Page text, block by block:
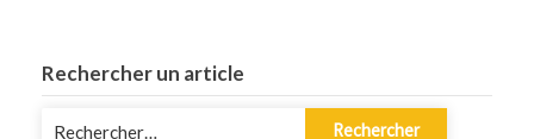
Rechercher un article